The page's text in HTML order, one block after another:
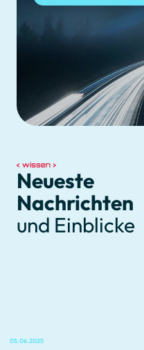
wissen
Neueste
Nachrichten
und Einblicke
05.06.2025